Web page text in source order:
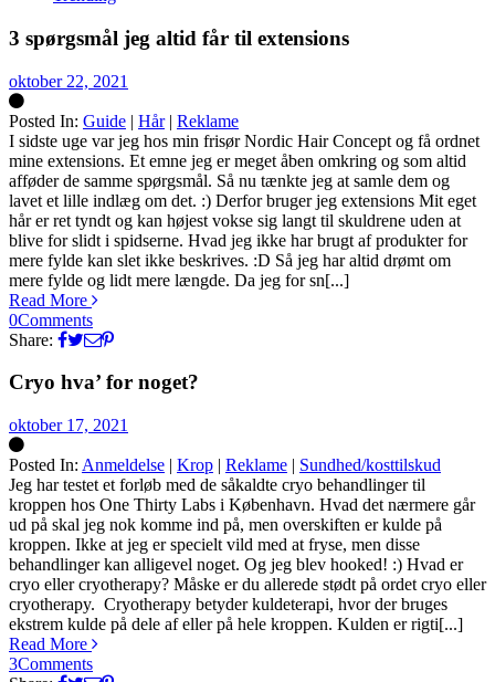
3 spørgsmål jeg altid får til extensions
oktober 22, 2021
Posted In: Guide | Hår| Reklame
Silke
I sidste uge var jeg hos min frisør Nordic Hair Concept og få ordnet
mine extensions. Et emne jeg er meget åben omkring og som altid
afføder de samme spørgsmål. Så nu tænkte jeg at samle dem og
lavet et lille indlæg om det. :) Derfor bruger jeg extensions Mit eget
hår er ret tyndt og kan højest vokse sig langt til skuldrene uden at
blive for slidt i spidserne. Hvad jeg ikke har brugt af produkter for
mere fylde kan slet ikke beskrives. :D Så jeg har altid drømt om
mere fylde og lidt mere længde. Da jeg for sn[...]
Read More
0Comments
Share:
Cryo hva’ for noget?
oktober 17, 2021
Posted In: Anmeldelse | Krop | Reklame | Sundhed/kosttilskud
Silke
Jeg har testet et forløb med de såkaldte cryo behandlinger til
kroppen hos One Thirty Labs i København. Hvad det nærmere går
ud på skal jeg nok komme ind på, men overskiften er kulde på
kroppen. Ikke at jeg er specielt vild med at fryse, men disse
behandlinger kan alligevel noget. Og jeg blev hooked! :) Hvad er
cryo eller cryotherapy? Måske er du allerede stødt på ordet cryo eller
cryotherapy. Cryotherapy betyder kuldeterapi, hvor der bruges
ekstrem kulde på dele af eller på hele kroppen. Kulden er rigti[...]
Read More
3Comments